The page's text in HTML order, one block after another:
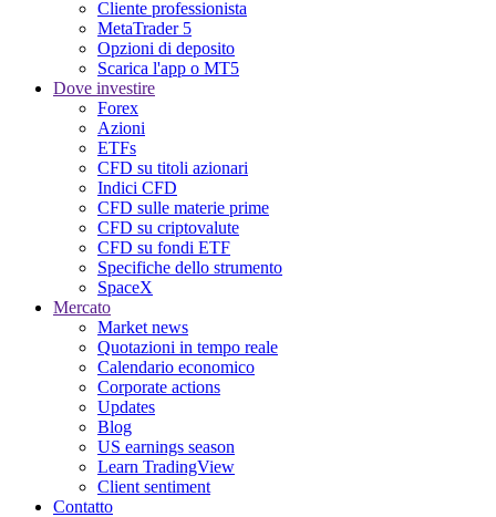
Cliente professionista
MetaTrader 5
Opzioni di deposito
Scarica l'app o MT5
Dove investire
Forex
Azioni
ETFs
CFD su titoli azionari
Indici CFD
CFD sulle materie prime
CFD su criptovalute
CFD su fondi ETF
Specifiche dello strumento
SpaceX
Mercato
Market news
Quotazioni in tempo reale
Calendario economico
Corporate actions
Updates
Blog
US earnings season
Learn TradingView
Client sentiment
Contatto